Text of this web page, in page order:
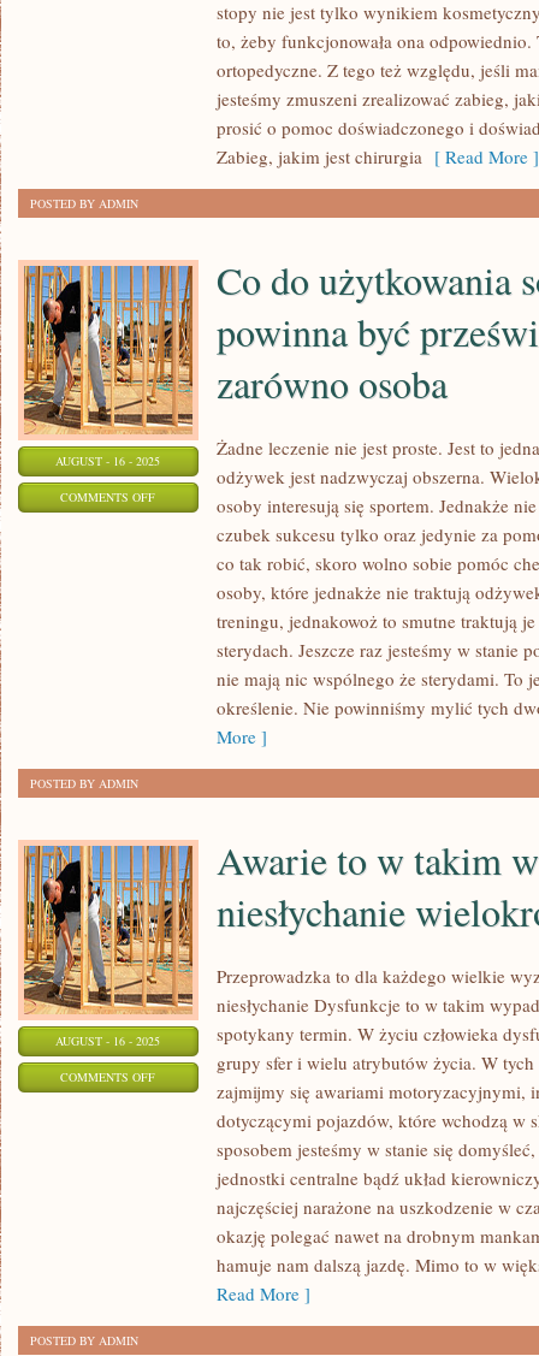
stopy nie jest tylko wynikiem
to, żeby funkcjonowała ona odpowiednio.
ortopedyczne. Z tego też względu, jeśli
jesteśmy zmuszeni zrealizować zabieg,
prosić o pomoc doświadczonego i
Zabieg, jakim jest chirurgia [ Read More ]
POSTED BY ADMIN
AUGUST - 16 - 2025
COMMENTS OFFON
SOCZEWEK
PRZEŚWIADCZONA
OSOBA
Co do użytkowania
powinna być
zarówno osoba
Żadne leczenie nie jest proste. Jest to
odżywek jest nadzwyczaj obszerna.
osoby interesują się sportem. Jednakże
czubek sukcesu tylko oraz jedynie za
co tak robić, skoro wolno sobie pomóc
osoby, które jednakże nie traktują
treningu, jednakowoż to smutne traktują
sterydach. Jeszcze raz jesteśmy w stanie
nie mają nic wspólnego że sterydami. To
określenie. Nie powinniśmy mylić tych
More ]
POSTED BY ADMIN
AUGUST - 16 - 2025
COMMENTS OFFON
NIESŁYCHANIE
WIELOKROTNIE
Awarie to w takim
niesłychanie
Przeprowadzka to dla każdego wielkie
niesłychanie Dysfunkcje to w takim
spotykany termin. W życiu człowieka
grupy sfer i wielu atrybutów życia. W
zajmijmy się awariami motoryzacyjnymi,
dotyczącymi pojazdów, które wchodzą w
sposobem jesteśmy w stanie się
jednostki centralne bądź układ
najczęściej narażone na uszkodzenie w
okazję polegać nawet na drobnym
hamuje nam dalszą jazdę. Mimo to w
Read More ]
POSTED BY ADMIN